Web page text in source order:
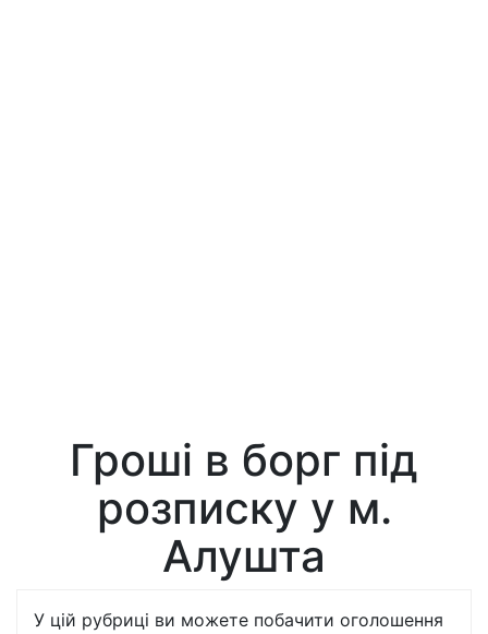
Гроші в борг під
розписку у м.
Алушта
У цій рубриці ви можете побачити оголошення